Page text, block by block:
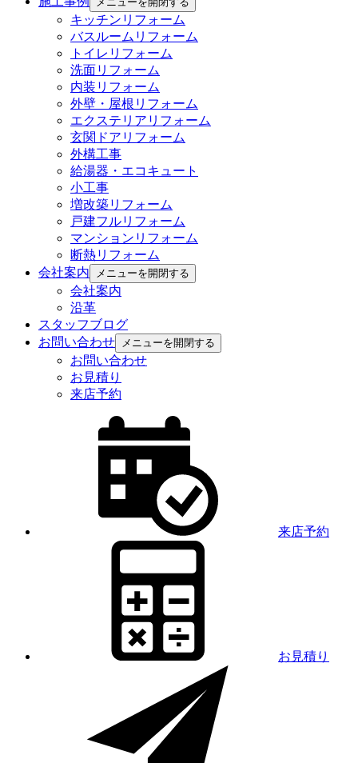
キッチンリフォーム
バスルームリフォーム
トイレリフォーム
洗面リフォーム
内装リフォーム
外壁・屋根リフォーム
エクステリアリフォーム
玄関ドアリフォーム
外構工事
給湯器・エコキュート
小工事
増改築リフォーム
戸建フルリフォーム
マンションリフォーム
断熱リフォーム
会社案内
メニューを開閉する
会社案内
沿革
スタッフブログ
お問い合わせ
メニューを開閉する
お問い合わせ
お見積り
来店予約
来店予約
お見積り